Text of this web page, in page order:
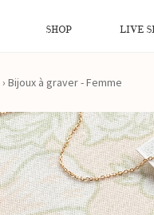
SHOP LIVE
› Bijoux à graver - Femme